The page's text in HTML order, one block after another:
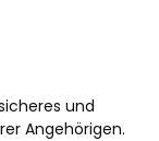
und
Angehörigen.